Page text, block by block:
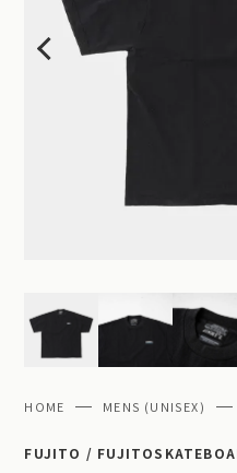
HOME MENS (UNISEX)
FUJITO /